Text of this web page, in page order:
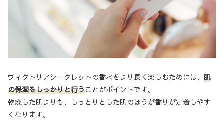
ヴィクトリアシークレットの香水をより長く楽しむためには、 肌
の保湿をしっかりと行うことがポイントです。
乾燥した肌よりも、しっとりとした肌のほうが香りが定着しやす
くなります。